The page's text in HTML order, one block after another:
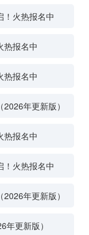
！火热报名中
热报名中
热报名中
年更新版）
热报名中
！火热报名中
年更新版）
更新版）